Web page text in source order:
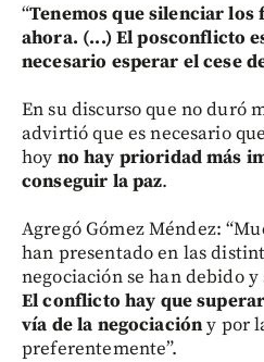
“Tenemos que silenciar los
ahora. (...) El posconflicto
necesario esperar el cese
En su discurso que no duró
advirtió que es necesario
hoy no hay prioridad más
conseguir la paz.
Agregó Gómez Méndez:
han presentado en las
negociación se han debido
El conflicto hay que
vía de la negociacióny por
preferentemente”.